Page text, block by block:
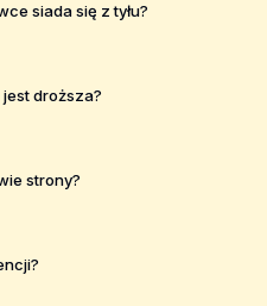
siada się z tyłu?
droższa?
strony?